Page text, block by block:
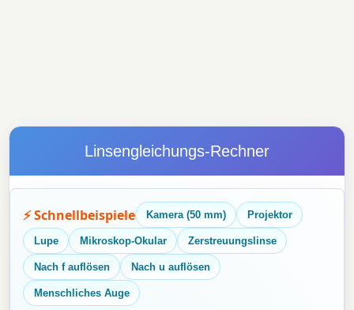
Linsengleichungs-Rechner
⚡ Schnellbeispiele Kamera (50 mm) Projektor
Lupe Mikroskop-Okular Zerstreuungslinse
Nach f auflösen Nach u auflösen
Menschliches Auge